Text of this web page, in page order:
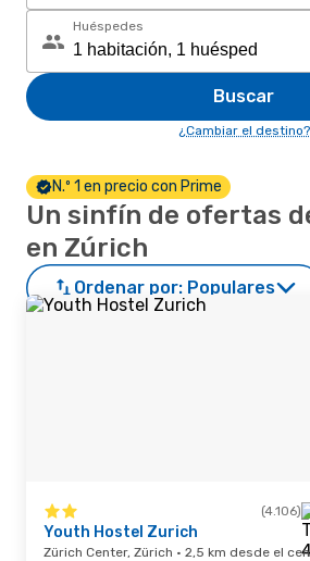
Huéspedes
Buscar
¿Cambiar el destino?
N.º 1 en precio con Prime
Un sinfín de ofertas
en Zúrich
Ordenar por: Populares
(4.106)
Youth Hostel Zurich
Zürich Center, Zürich · 2,5 km desde el